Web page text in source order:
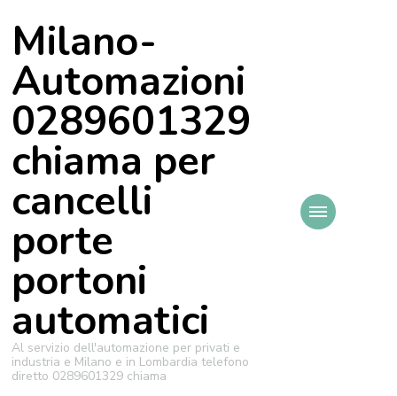
Milano-
Automazioni
0289601329
chiama per
cancelli
porte
portoni
automatici
Al servizio dell'automazione per privati e
industria e Milano e in Lombardia telefono
diretto 0289601329 chiama